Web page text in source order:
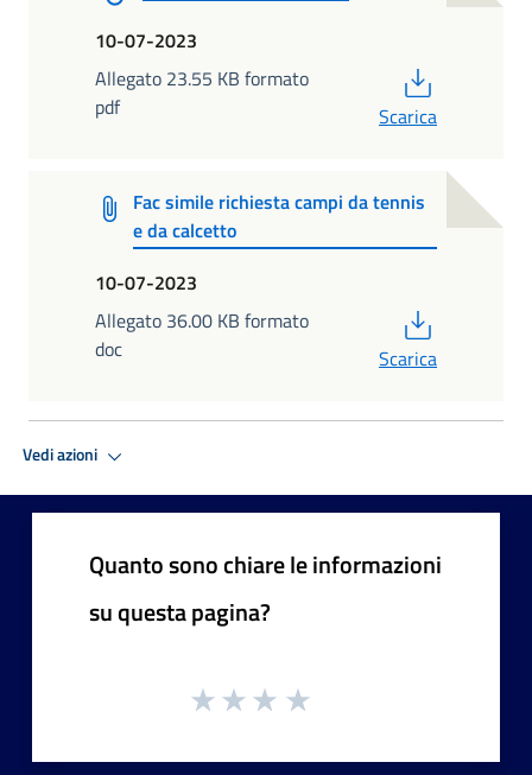
10-07-2023
Allegato 23.55 KB formato
pdf
Scarica
Fac simile richiesta campi da tennis
e da calcetto
10-07-2023
Allegato 36.00 KB formato
doc
Scarica
Vedi azioni
Quanto sono chiare le informazioni
su questa pagina?